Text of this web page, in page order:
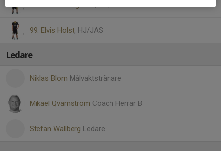
94. Mikhail Dragunov, HJ/JAS
99. Elvis Holst, HJ/JAS
Ledare
Niklas Blom Målvaktstränare
Mikael Qvarnström Coach Herrar B
Stefan Wallberg Ledare